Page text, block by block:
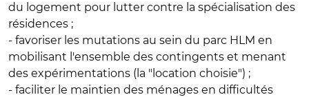
du logement pour lutter contre la spécialisation des
résidences ;
- favoriser les mutations au sein du parc HLM en
mobilisant l'ensemble des contingents et menant
des expérimentations (la "location choisie") ;
- faciliter le maintien des ménages en difficultés